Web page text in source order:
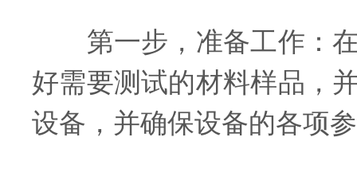
第一步，准备工作：在
好需要测试的材料样品，
设备，并确保设备的各项